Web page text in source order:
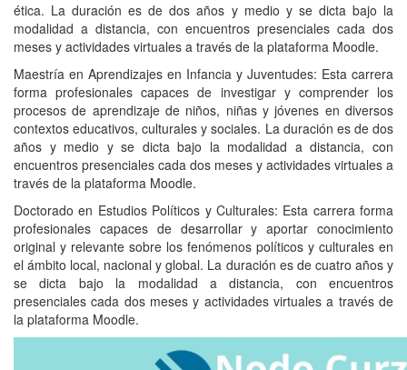
ética. La duración es de dos años y medio y se dicta bajo la
modalidad a distancia, con encuentros presenciales cada dos
meses y actividades virtuales a través de la plataforma Moodle.
Maestría en Aprendizajes en Infancia y Juventudes: Esta carrera
forma profesionales capaces de investigar y comprender los
procesos de aprendizaje de niños, niñas y jóvenes en diversos
contextos educativos, culturales y sociales. La duración es de dos
años y medio y se dicta bajo la modalidad a distancia, con
encuentros presenciales cada dos meses y actividades virtuales a
través de la plataforma Moodle.
Doctorado en Estudios Políticos y Culturales: Esta carrera forma
profesionales capaces de desarrollar y aportar conocimiento
original y relevante sobre los fenómenos políticos y culturales en
el ámbito local, nacional y global. La duración es de cuatro años y
se dicta bajo la modalidad a distancia, con encuentros
presenciales cada dos meses y actividades virtuales a través de
la plataforma Moodle.